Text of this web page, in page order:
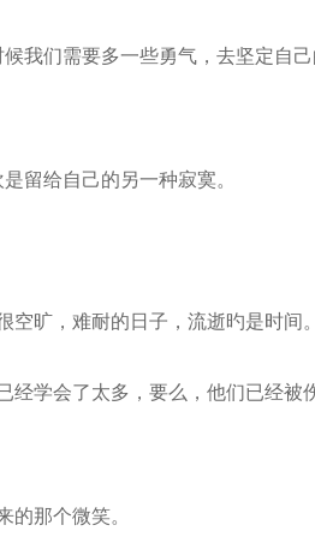
我们需要多一些勇气，去坚定自己
给自己的另一种寂寞。
旷，难耐的日子，流逝旳是时间。
学会了太多，要么，他们已经被
那个微笑。